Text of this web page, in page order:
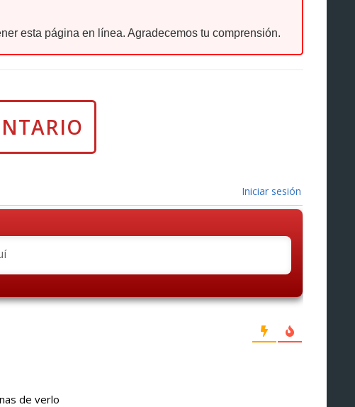
esta página en línea. Agradecemos tu comprensión.
Iniciar sesión
de verlo